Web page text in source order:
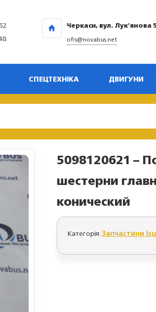
Черкаси, вул. Лук'янова
ofis@novabus.net
СПЕЦТЕХНІКА ДВИГУНИ
5098120621 –
шестерни
конический
Категорія:Запчастини